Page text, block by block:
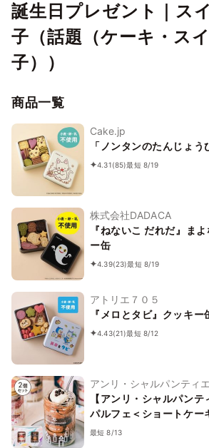
誕生日プレゼント｜ス
子（話題（ケーキ・ス
子））
商品一覧
Cake.jp
「ノンタンのたんじょ
4.31(85)最短 8/19
株式会社DADACA
『ねないこ だれだ』ま
ー缶
4.39(23)最短 8/19
アトリエ７０５
『メロとタビ』クッキー
4.43(21)最短 8/12
アンリ・シャルパンティエ
【アンリ・シャルパンテ
パルフェ＜ショートケー
テ＞バースデーセット
最短 8/13